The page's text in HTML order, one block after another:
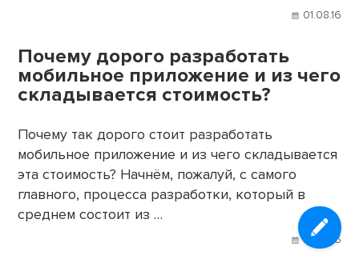
01.08.16
Почему дорого разработать
мобильное приложение и из чего
складывается стоимость?
Почему так дорого стоит разработать
мобильное приложение и из чего складывается
эта стоимость? Начнём, пожалуй, с самого
главного, процесса разработки, который в
среднем состоит из …
01.08.16